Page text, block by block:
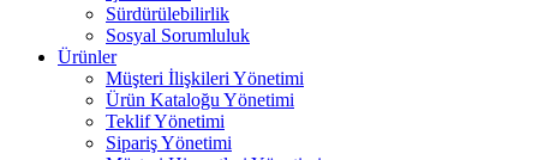
Sürdürülebilirlik
Sosyal Sorumluluk
Ürünler
Müşteri İlişkileri Yönetimi
Ürün Kataloğu Yönetimi
Teklif Yönetimi
Sipariş Yönetimi